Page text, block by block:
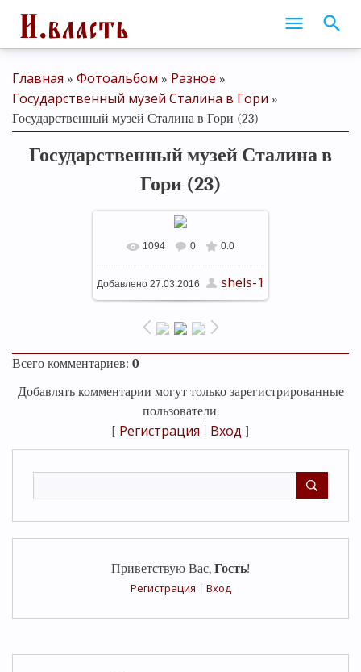
Приветствую Вас, Гость!
Регистрация
Вход
Главная » Фотоальбом » Разное »
Государственный музей Сталина в Гори »
Государственный музей Сталина в Гори (23)
Государственный музей Сталина в
Гори (23)
В реальном размере
1280x848/ 219.0Kb
1094 0 0.0
Добавлено 27.03.2016 shels-1
Всего комментариев: 0
Добавлять комментарии могут только зарегистрированные
пользователи.
[ Регистрация Вход ]